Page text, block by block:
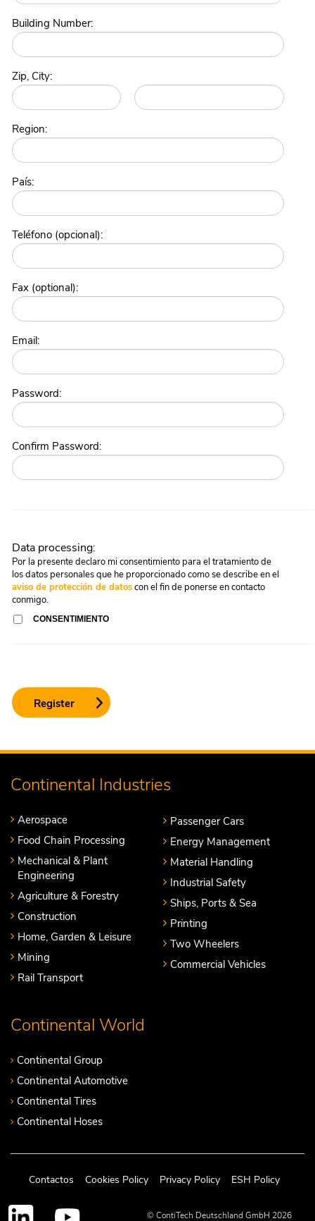
Building Number:
Zip, City:
Region:
País:
Teléfono (opcional):
Fax (optional):
Email:
Password:
Confirm Password:
Data processing:
Por la presente declaro mi consentimiento para el tratamiento de
los datos personales que he proporcionado como se describe en el
aviso de protección de datoscon el fin de ponerse en contacto
conmigo.
CONSENTIMIENTO
Continental Industries
Aerospace
Food Chain Processing
Mechanical & Plant
Engineering
Agriculture & Forestry
Construction
Home, Garden & Leisure
Mining
Rail Transport
Passenger Cars
Energy Management
Material Handling
Industrial Safety
Ships, Ports & Sea
Printing
Two Wheelers
Commercial Vehicles
Continental World
Continental Group
Continental Automotive
Continental Tires
Continental Hoses
Contactos Cookies Policy Privacy Policy ESH Policy
© ContiTech Deutschland GmbH 2026